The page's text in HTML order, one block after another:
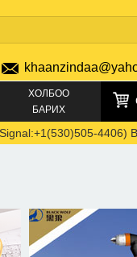
ХОЛБОО
БАРИХ
4406) Buy